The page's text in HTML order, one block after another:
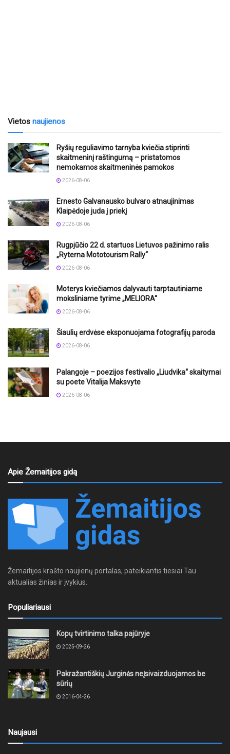
Vietos naujienos
Ryšių reguliavimo tarnyba kviečia stiprinti
skaitmeninį raštingumą – pristatomos
nemokamos skaitmeninės pamokos
2026-08-06
Ernesto Galvanausko bulvaro atnaujinimas
Klaipėdoje juda į priekį
2026-08-06
Rugpjūčio 22 d. startuos Lietuvos pažinimo ralis
„Ryterna Mototourism Rally“
2026-08-06
Moterys kviečiamos dalyvauti tarptautiniame
moksliniame tyrime „MELIORA“
2026-08-06
Šiaulių erdvėse eksponuojama fotografijų paroda
2026-08-06
Palangoje – poezijos festivalio „Liudvika“ skaitymai
su poete Vitalija Maksvyte
2026-08-06
Apie Žemaitijos gidą
Žemaitijos krašto naujienų portalas, pateikiantis tiesiai Tau
aktualias žinias ir įvykius.
Populiariausi
Kopų tvirtinimo talka pajūryje
2025-09-26
Pakražantiškių Jurginės neįsivaizduojamos be
sūrių
2016-04-26
Naujausi